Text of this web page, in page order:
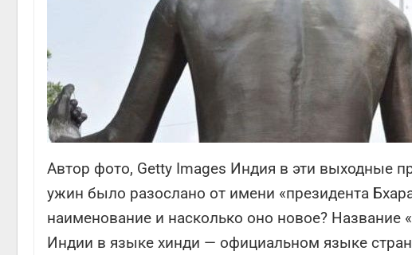
Автор фото, Getty Images Индия в эти выходные
ужин было разослано от имени «президента
наименование и насколько оно новое? Название
Индии в языке хинди — официальном языке